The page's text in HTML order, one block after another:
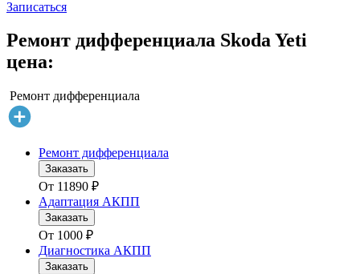
Записаться
Ремонт дифференциала Skoda Yeti
цена:
Ремонт дифференциала
Ремонт дифференциала
Заказать
От 11890 ₽
Адаптация АКПП
Заказать
От 1000 ₽
Диагностика АКПП
Заказать